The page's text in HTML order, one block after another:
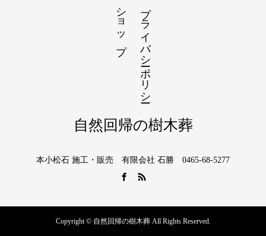
プライバシーポリシー
ショップ
自然回帰の樹木葬
本小松石 施工・販売 有限会社 石勝 0465-68-5277
Copyright © 自然回帰の樹木葬 All Rights Reserved.